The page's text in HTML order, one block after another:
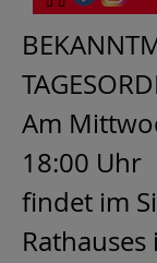
Am
18:00 Uhr
findet im